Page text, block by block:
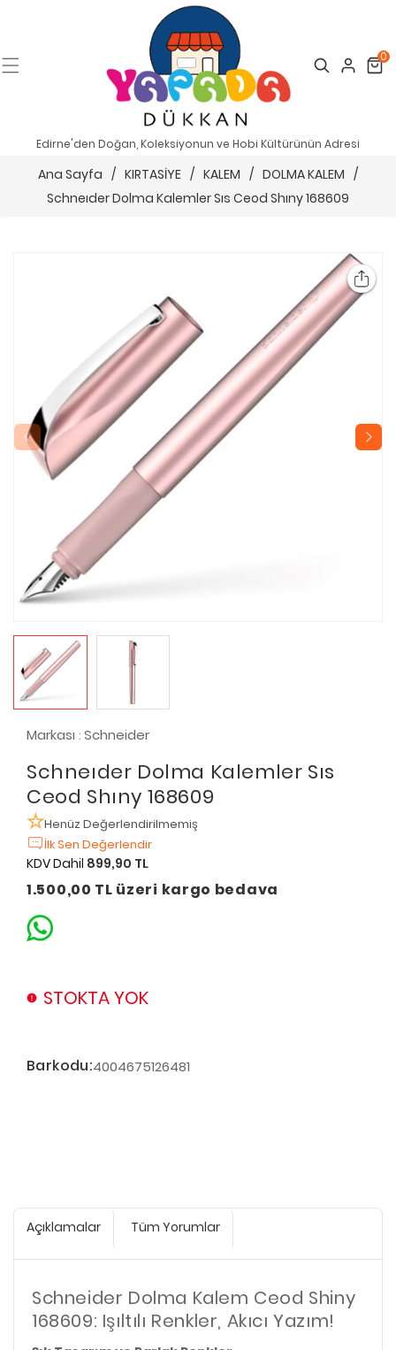
Search Cart
0
Edirne'den Doğan, Koleksiyonun ve Hobi Kültürünün Adresi
Ana Sayfa / KIRTASİYE / KALEM / DOLMA KALEM /
Schneıder Dolma Kalemler Sıs Ceod Shıny 168609
Markası : Schneider
Schneıder Dolma Kalemler Sıs
Ceod Shıny 168609
Henüz Değerlendirilmemiş
İlk Sen Değerlendir
KDV Dahil 899,90 TL
1.500,00 TL üzeri kargo bedava
STOKTA YOK
Barkodu:4004675126481
Açıklamalar Tüm Yorumlar
Schneider Dolma Kalem Ceod Shiny
168609: Işıltılı Renkler, Akıcı Yazım!